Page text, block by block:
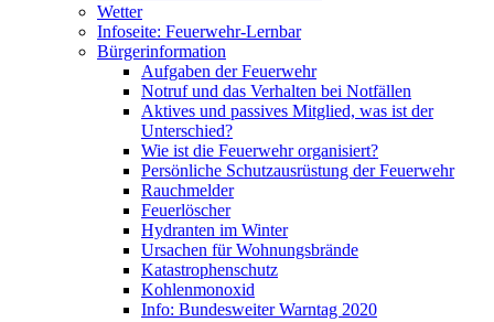
Wetter
Infoseite: Feuerwehr-Lernbar
Bürgerinformation
Aufgaben der Feuerwehr
Notruf und das Verhalten bei Notfällen
Aktives und passives Mitglied, was ist der
Unterschied?
Wie ist die Feuerwehr organisiert?
Persönliche Schutzausrüstung der Feuerwehr
Rauchmelder
Feuerlöscher
Hydranten im Winter
Ursachen für Wohnungsbrände
Katastrophenschutz
Kohlenmonoxid
Info: Bundesweiter Warntag 2020